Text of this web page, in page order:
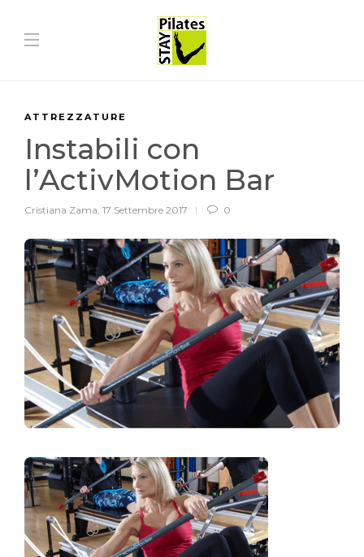
ATTREZZATURE
Instabili con
l’ActivMotion Bar
Cristiana Zama, 17 Settembre 2017 0